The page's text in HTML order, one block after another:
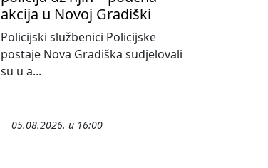
akcija u Novoj Gradiški
Policijski službenici Policijske
postaje Nova Gradiška sudjelovali
su u a...
05.08.2026. u 16:00